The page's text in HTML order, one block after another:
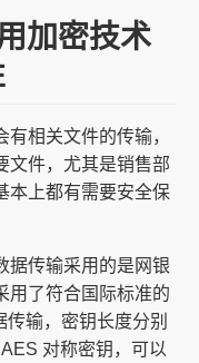
加密技术
相关文件的传输，
文件，尤其是销售部
本上都有需要安全保
据传输采用的是网银
用了符合国际标准的
输，密钥长度分别
对称密钥，可以